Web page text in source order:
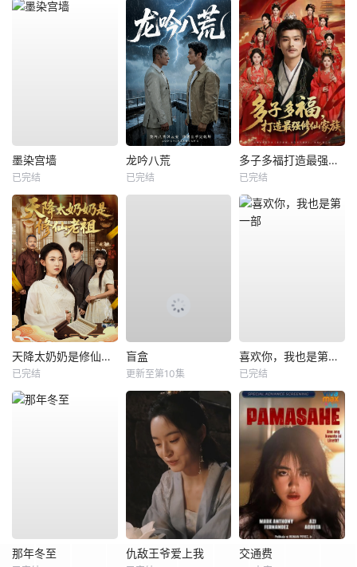
墨染宫墙
已完结
龙吟八荒
已完结
多子多福打造最强修仙家族
已完结
天降太奶奶是修仙老祖
已完结
盲盒
更新至第10集
喜欢你，我也是第一部
已完结
那年冬至 仇敌王爷爱上我 交通费